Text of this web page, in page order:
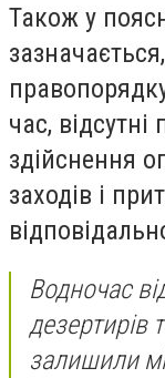
Також у
час,
здійснення
заходів і
Водночас
дезертирів
залишили